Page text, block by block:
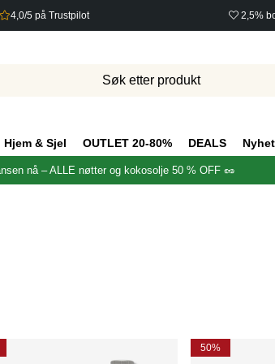
4,0/5 på Trustpilot 2,5%
Hjem & Sjel OUTLET 20-80% DEALS
nå – ALLE nøtter og kokosolje 50 % OFF 🥜
50%